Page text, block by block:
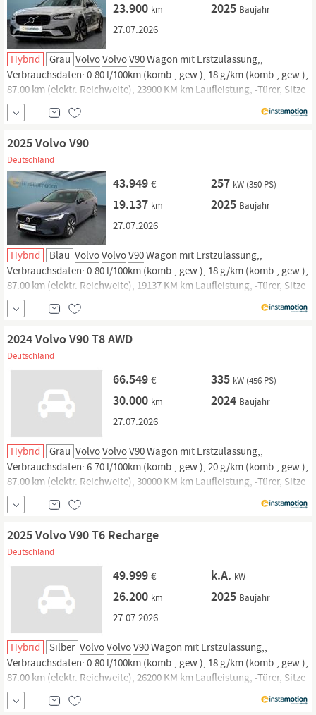
23.900 km 2025 Baujahr
27.07.2026
Hybrid Grau VolvoVolvoV90Wagon mit Erstzulassung,,
Verbrauchsdaten: 0.80 l/100km (komb., gew.), 18 g/km (komb., gew.),
87.00 km (elektr. Reichweite), 23900 KM km Laufleistung, -Türer, Sitze
und. Jetzt bei instamotion online kaufen oder günstig finanzieren.
Nur geprüfte Fahrzeuge mit Garantie, 14 Tage Rückgaberecht und
2025 Volvo V90
Deutschland
43.949 € 257 kW (350 PS)
19.137 km 2025 Baujahr
27.07.2026
Hybrid Blau VolvoVolvoV90Wagon mit Erstzulassung,,
Verbrauchsdaten: 0.80 l/100km (komb., gew.), 18 g/km (komb., gew.),
87.00 km (elektr. Reichweite), 19137 KM km Laufleistung, -Türer, Sitze
und. Jetzt bei instamotion online kaufen oder günstig finanzieren.
Nur geprüfte Fahrzeuge mit Garantie, 14 Tage Rückgaberecht und
2024 Volvo V90 T8 AWD
Deutschland
66.549 € 335 kW (456 PS)
30.000 km 2024 Baujahr
27.07.2026
Hybrid Grau VolvoVolvoV90Wagon mit Erstzulassung,,
Verbrauchsdaten: 6.70 l/100km (komb., gew.), 20 g/km (komb., gew.),
87.00 km (elektr. Reichweite), 30000 KM km Laufleistung, -Türer, Sitze
und. Jetzt bei instamotion online kaufen oder günstig finanzieren.
Nur geprüfte Fahrzeuge mit Garantie, 14 Tage Rückgaberecht und
2025 Volvo V90 T6 Recharge
Deutschland
49.999 € k.A. kW
26.200 km 2025 Baujahr
27.07.2026
Hybrid Silber VolvoVolvoV90Wagon mit Erstzulassung,,
Verbrauchsdaten: 0.80 l/100km (komb., gew.), 18 g/km (komb., gew.),
87.00 km (elektr. Reichweite), 26200 KM km Laufleistung, -Türer, Sitze
und. Jetzt bei instamotion online kaufen oder günstig finanzieren.
Nur geprüfte Fahrzeuge mit Garantie, 14 Tage Rückgaberecht und